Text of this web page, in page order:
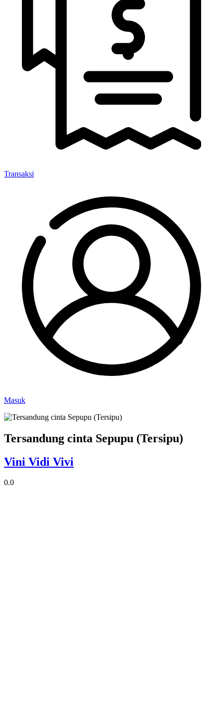
Transaksi
Masuk
Tersandung cinta Sepupu (Tersipu)
Vini Vidi Vivi
0.0